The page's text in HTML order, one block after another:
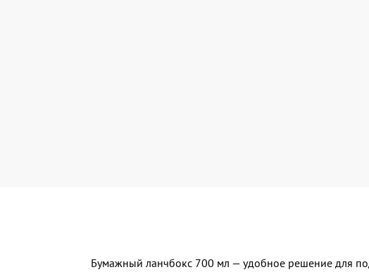
Бумажный ланчбокс 700 мл — удобное решение для